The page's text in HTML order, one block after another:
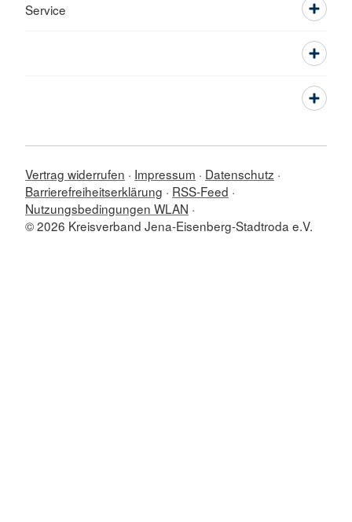
Service
Vertrag widerrufen Impressum
Datenschutz
Barrierefreiheitserklärung
RSS-Feed
Nutzungsbedingungen WLAN
© 2026 Kreisverband Jena-Eisenberg-Stadtroda e.V.